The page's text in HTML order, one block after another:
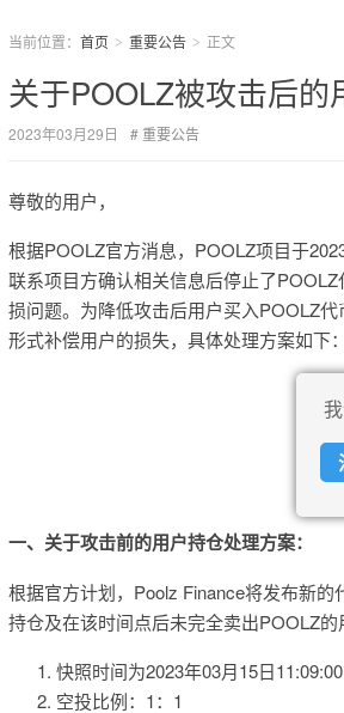
当前位置： 首页 > 重要公告 > 正文
关于POOLZ被攻击后的
2023年03月29日 重要公告
尊敬的用户，
根据POOLZ官方消息，POOLZ项目于
联系项目方确认相关信息后停止了
损问题。为降低攻击后用户买入POOLZ
形式补偿用户的损失，具体处理方案如下：
一、关于攻击前的用户持仓处理方案：
根据官方计划，Poolz Finance将发布新的
持仓及在该时间点后未完全卖出POOLZ
快照时间为2023年03月15日11:09:00
空投比例：1：1